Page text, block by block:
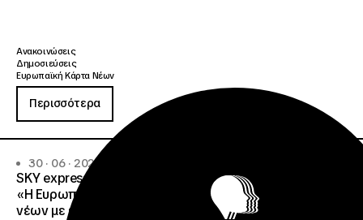
Ανακοινώσεις
Δημοσιεύσεις
Ευρωπαϊκή Κάρτα Νέων
Περισσότερα
30 · 06 · 2026
SKY express – Ίδρυμα Νεολαίας και Διά Βίου Μάθησης
«Η Ευρωπαϊκή Κάρτα Νέων απογειώνει τα ταξίδια των
νέων με έως 15% έκπτωση στη SKY express»